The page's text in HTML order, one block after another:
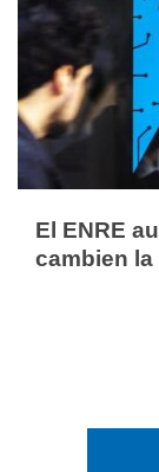
El ENRE
cambien